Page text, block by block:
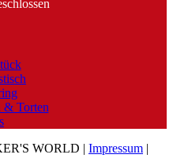
& Torten
WORLD | Impressum |